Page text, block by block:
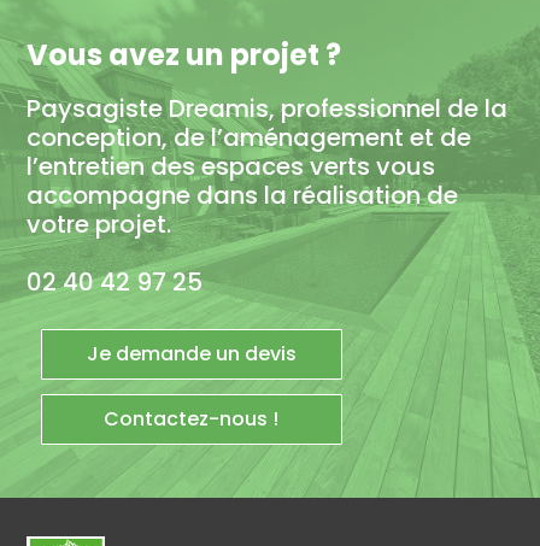
Vous avez un projet ?
Paysagiste Dreamis, professionnel de la
conception, de l’aménagement et de
l’entretien des espaces verts vous
accompagne dans la réalisation de
votre projet.
02 40 42 97 25
Je demande un devis
Contactez-nous !